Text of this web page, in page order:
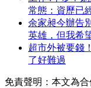
常態：資歷已
余家昶今辦告
英雄，但我希
超市外被要錢
了好難過
免責聲明：本文為